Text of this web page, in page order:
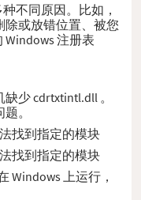
不同原因。比如，
除或放错位置、被您
Windows 注册表
少 cdrtxtintl.dll 。
。
找到指定的模块
找到指定的模块
Windows 上运行，